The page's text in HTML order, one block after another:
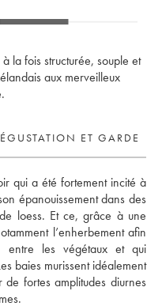
la fois structurée, souple et
aux merveilleux
ET GARDE
qui a été fortement incité à
épanouissement dans des
loess. Et ce, grâce à une
l’enherbement afin
entre les végétaux et qui
baies murissent idéalement
fortes amplitudes diurnes